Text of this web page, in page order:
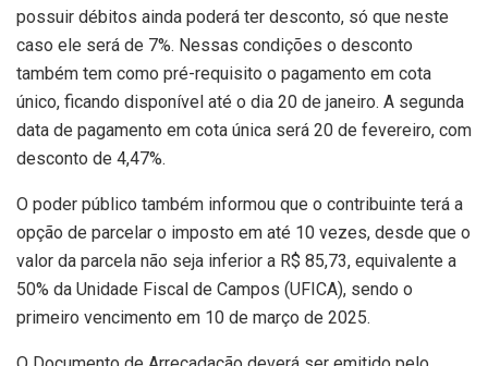
possuir débitos ainda poderá ter desconto, só que neste
caso ele será de 7%. Nessas condições o desconto
também tem como pré-requisito o pagamento em cota
único, ficando disponível até o dia 20 de janeiro. A segunda
data de pagamento em cota única será 20 de fevereiro, com
desconto de 4,47%.
O poder público também informou que o contribuinte terá a
opção de parcelar o imposto em até 10 vezes, desde que o
valor da parcela não seja inferior a R$ 85,73, equivalente a
50% da Unidade Fiscal de Campos (UFICA), sendo o
primeiro vencimento em 10 de março de 2025.